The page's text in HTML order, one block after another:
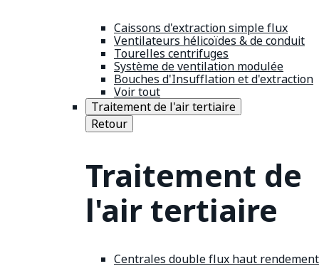
Caissons d'extraction simple flux
Ventilateurs hélicoïdes & de conduit
Tourelles centrifuges
Système de ventilation modulée
Bouches d'Insufflation et d'extraction
Voir tout
Traitement de l'air tertiaire
Retour
Traitement de
l'air tertiaire
Centrales double flux haut rendement